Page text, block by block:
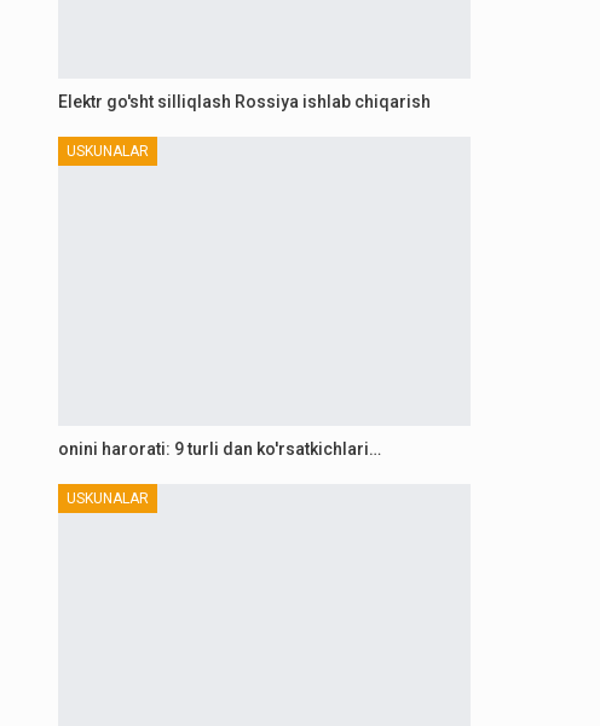
Elektr go'sht silliqlash Rossiya ishlab chiqarish
USKUNALAR
onini harorati: 9 turli dan ko'rsatkichlari…
USKUNALAR